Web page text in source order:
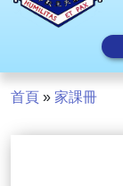
首頁 » 家課冊